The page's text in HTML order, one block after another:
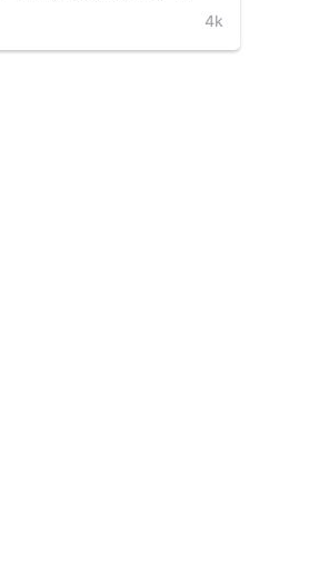
呢？ 其實就是要學會適時
4k